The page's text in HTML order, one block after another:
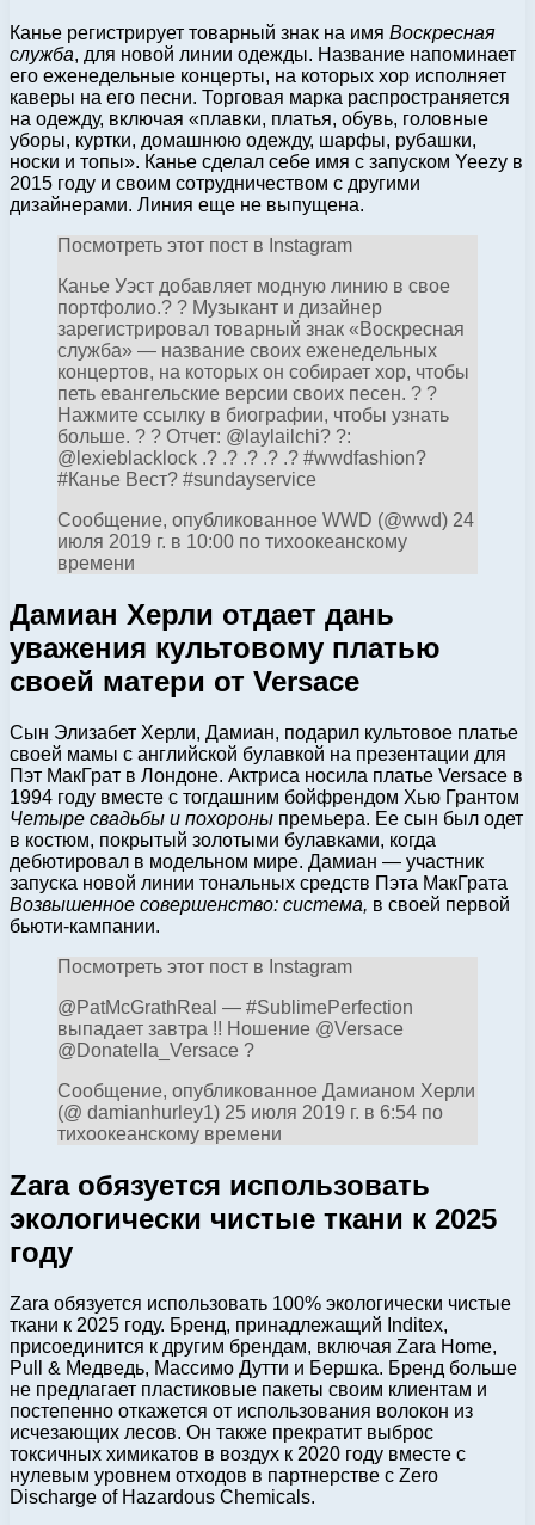
Канье регистрирует товарный знак на имя Воскресная
служба, для новой линии одежды. Название напоминает
его еженедельные концерты, на которых хор исполняет
каверы на его песни. Торговая марка распространяется
на одежду, включая «плавки, платья, обувь, головные
уборы, куртки, домашнюю одежду, шарфы, рубашки,
носки и топы». Канье сделал себе имя с запуском Yeezy в
2015 году и своим сотрудничеством с другими
дизайнерами. Линия еще не выпущена.
Посмотреть этот пост в Instagram
Канье Уэст добавляет модную линию в свое
портфолио.? ? Музыкант и дизайнер
зарегистрировал товарный знак «Воскресная
служба» — название своих еженедельных
концертов, на которых он собирает хор, чтобы
петь евангельские версии своих песен. ? ?
Нажмите ссылку в биографии, чтобы узнать
больше. ? ? Отчет: @laylailchi? ?:
@lexieblacklock .? .? .? .? .? #wwdfashion?
#Канье Вест? #sundayservice
Сообщение, опубликованное WWD (@wwd) 24
июля 2019 г. в 10:00 по тихоокеанскому
времени
Дамиан Херли отдает дань
уважения культовому платью
своей матери от Versace
Сын Элизабет Херли, Дамиан, подарил культовое платье
своей мамы с английской булавкой на презентации для
Пэт МакГрат в Лондоне. Актриса носила платье Versace в
1994 году вместе с тогдашним бойфрендом Хью Грантом
Четыре свадьбы и похороны премьера. Ее сын был одет
в костюм, покрытый золотыми булавками, когда
дебютировал в модельном мире. Дамиан — участник
запуска новой линии тональных средств Пэта МакГрата
Возвышенное совершенство: система, в своей первой
бьюти-кампании.
Посмотреть этот пост в Instagram
@PatMcGrathReal — #SublimePerfection
выпадает завтра !! Ношение @Versace
@Donatella_Versace ?
Сообщение, опубликованное Дамианом Херли
(@ damianhurley1) 25 июля 2019 г. в 6:54 по
тихоокеанскому времени
Zara обязуется использовать
экологически чистые ткани к 2025
году
Zara обязуется использовать 100% экологически чистые
ткани к 2025 году. Бренд, принадлежащий Inditex,
присоединится к другим брендам, включая Zara Home,
Pull & Медведь, Массимо Дутти и Бершка. Бренд больше
не предлагает пластиковые пакеты своим клиентам и
постепенно откажется от использования волокон из
исчезающих лесов. Он также прекратит выброс
токсичных химикатов в воздух к 2020 году вместе с
нулевым уровнем отходов в партнерстве с Zero
Discharge of Hazardous Chemicals.